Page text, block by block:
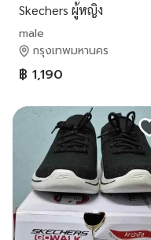
Skechers ผู้หญิง
male
กรุงเทพมหานคร
฿ 1,190